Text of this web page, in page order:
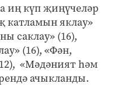
иң күп җиңүчеләр
катламын яклау»
саклау» (16),
(16), «Фән,
«Мәдәният һәм
ачыкланды.